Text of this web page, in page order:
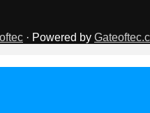
· Powered by